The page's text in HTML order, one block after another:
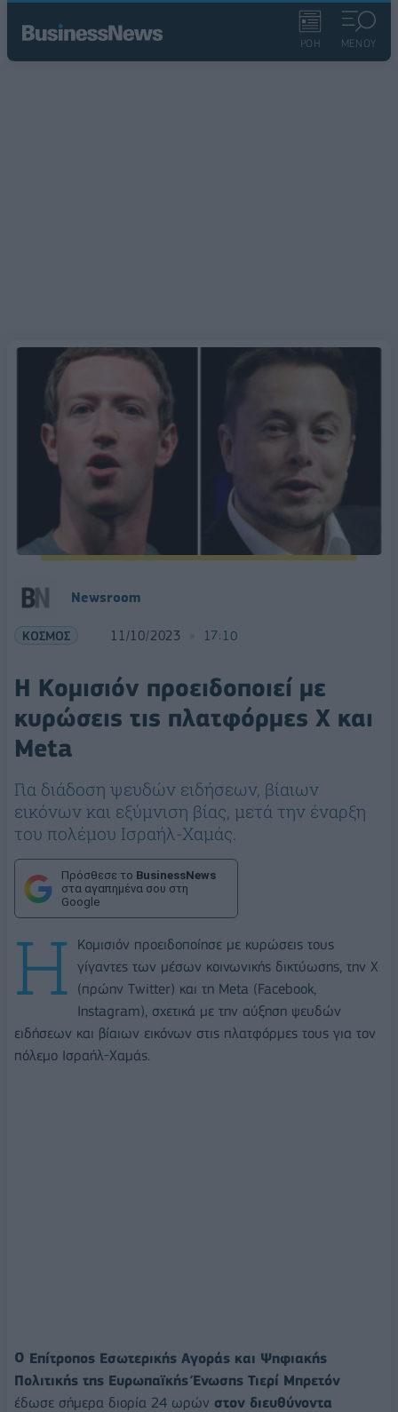
ΡΟΗ ΜΕΝΟΥ
Newsroom
ΚΟΣΜΟΣ 11/10/2023 17:10
Η Κομισιόν προειδοποιεί με
κυρώσεις τις πλατφόρμες Χ και
Meta
Για διάδοση ψευδών ειδήσεων, βίαιων
εικόνων και εξύμνιση βίας, μετά την έναρξη
του πολέμου Ισραήλ-Χαμάς.
Πρόσθεσε το BusinessNews
στα αγαπημένα σου στη
Google
Η
Κομισιόν προειδοποίησε με κυρώσεις τους
γίγαντες των μέσων κοινωνικής δικτύωσης, την Χ
(πρώην Twitter) και τη Meta (Facebook,
Instagram), σχετικά με την αύξηση ψευδών
ειδήσεων και βίαιων εικόνων στις πλατφόρμες τους για τον
πόλεμο Ισραήλ-Χαμάς.
Ο Επίτροπος Εσωτερικής Αγοράς και Ψηφιακής
Πολιτικής της Ευρωπαϊκής Ένωσης Τιερί Μπρετόν
έδωσε σήμερα διορία 24 ωρών στον διευθύνοντα